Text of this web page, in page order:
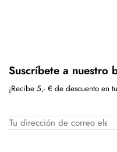
Suscríbete a nuestro
¡Recibe 5,- € de descuento en